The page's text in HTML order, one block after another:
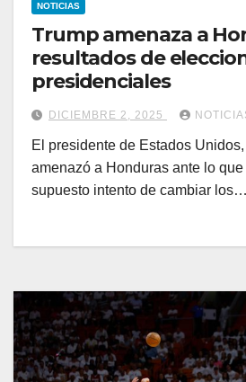
NOTICIAS
Trump amenaza a
resultados de
presidenciales
DICIEMBRE 2, 2025
El presidente de Estados
amenazó a Honduras ante lo
supuesto intento de cambiar los…